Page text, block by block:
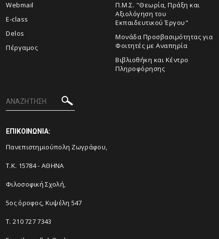
Webmail
E-class
Delos
Πέργαμος
Π.Μ.Σ. "Θεωρία, Πράξη και
Αξιολόγηση του
Εκπαιδευτικού Έργου"
Μονάδα Προσβασιμότητας για
Φοιτητές με Αναπηρία
Βιβλιοθήκη και Κέντρο
Πληροφόρησης
ΕΠΙΚΟΙΝΩΝΙΑ:
Πανεπιστημιούπολη Ζωγράφου,
Τ.Κ. 15784 - ΑΘΗΝΑ
Φιλοσοφική Σχολή,
5ος όροφος, Κυψέλη 547
Τ. 210 727 7343